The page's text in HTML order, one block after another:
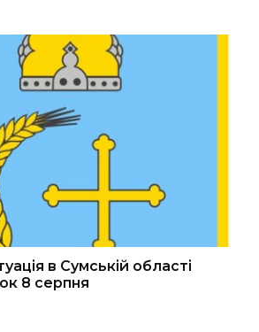
в Сумській області
8 серпня